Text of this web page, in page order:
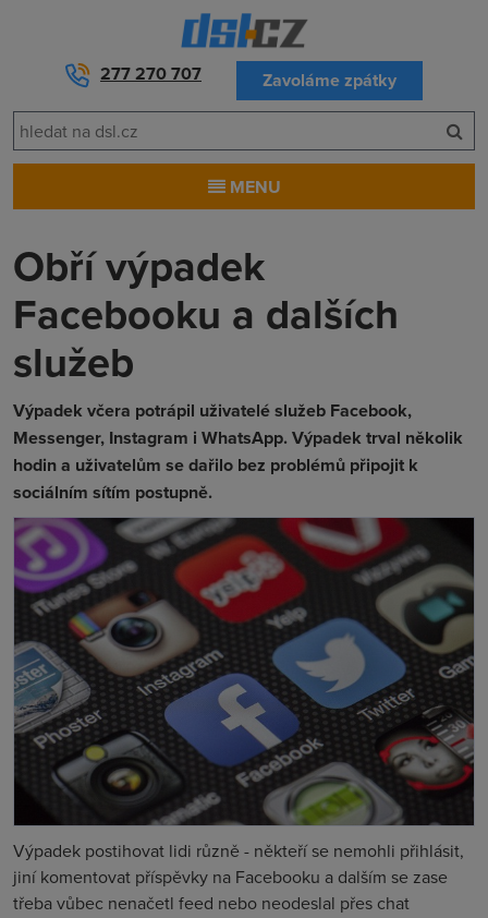
277 270 707 Zavoláme zpátky
MENU
Obří výpadek
Facebooku a dalších
služeb
Výpadek včera potrápil uživatelé služeb Facebook,
Messenger, Instagram i WhatsApp. Výpadek trval několik
hodin a uživatelům se dařilo bez problémů připojit k
sociálním sítím postupně.
Výpadek postihovat lidi různě - někteří se nemohli přihlásit,
jiní komentovat příspěvky na Facebooku a dalším se zase
třeba vůbec nenačetl feed nebo neodeslal přes chat